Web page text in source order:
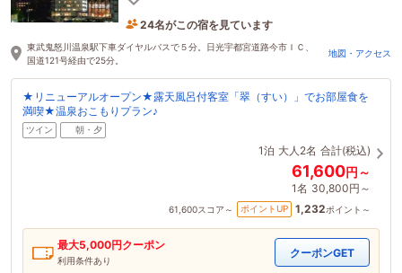
24名がこの宿を見ています
たった今予約されました
東武鬼怒川温泉駅下車ダイヤルバスで５分。日光宇都宮道路今市ＩＣ、
国道121号経由で25分。
地図・アクセス
★リニューアルオープン★露天風呂付客室「翠（すい）」でお部屋食を
満喫★温泉おこもりプラン♪
ツイン 朝・夕
1泊 大人2名 合計(税込)
61,600円～
1名 30,800円～
61,600スコア～ ポイントUP 1,232ポイント～
最大5,000円クーポン
利用条件あり
クーポンGET